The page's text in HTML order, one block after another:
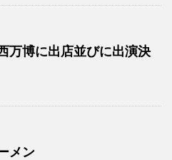
万博に出店並びに出演決
メン